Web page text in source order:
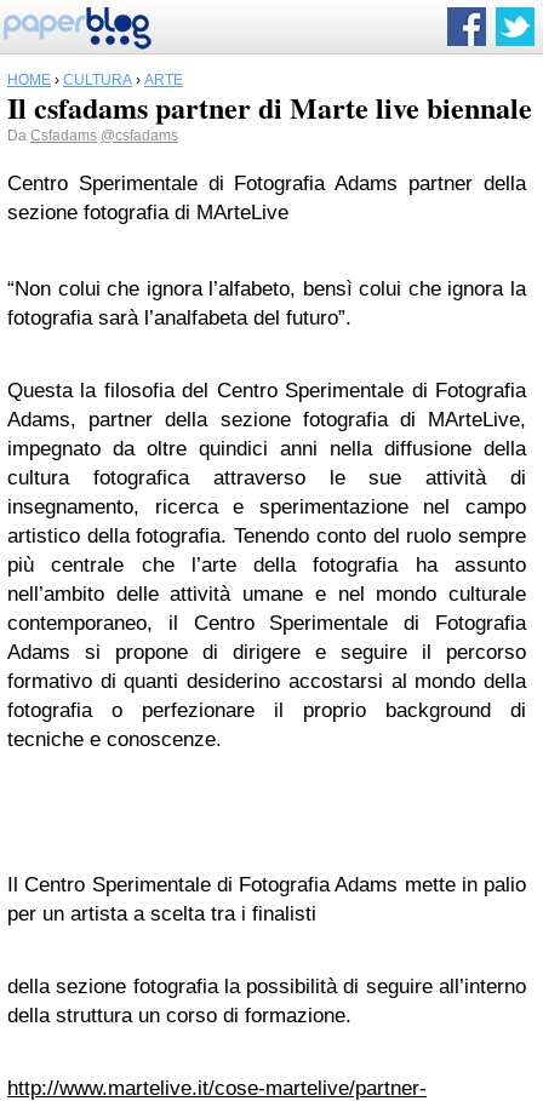
HOME › CULTURA › ARTE
Il csfadams partner di Marte live biennale
Da Csfadams @csfadams
Centro Sperimentale di Fotografia Adams partner della
sezione fotografia di MArteLive
“Non colui che ignora l’alfabeto, bensì colui che ignora la
fotografia sarà l’analfabeta del futuro”.
Questa la filosofia del Centro Sperimentale di Fotografia
Adams, partner della sezione fotografia di MArteLive,
impegnato da oltre quindici anni nella diffusione della
cultura fotografica attraverso le sue attività di
insegnamento, ricerca e sperimentazione nel campo
artistico della fotografia. Tenendo conto del ruolo sempre
più centrale che l’arte della fotografia ha assunto
nell’ambito delle attività umane e nel mondo culturale
contemporaneo, il Centro Sperimentale di Fotografia
Adams si propone di dirigere e seguire il percorso
formativo di quanti desiderino accostarsi al mondo della
fotografia o perfezionare il proprio background di
tecniche e conoscenze.
Il Centro Sperimentale di Fotografia Adams mette in palio
per un artista a scelta tra i finalisti
della sezione fotografia la possibilità di seguire all’interno
della struttura un corso di formazione.
http://www.martelive.it/cose-martelive/partner-